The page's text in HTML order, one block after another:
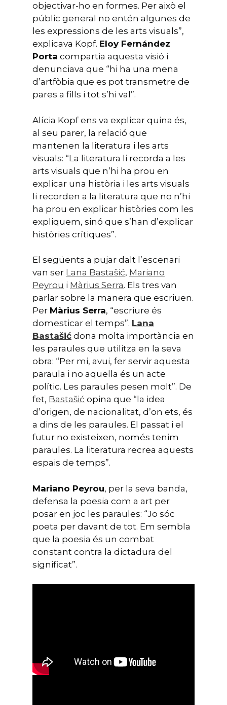
objectivar-ho en formes. Per això el
públic general no entén algunes de
les expressions de les arts visuals”,
explicava Kopf. Eloy Fernández
Porta compartia aquesta visió i
denunciava que “hi ha una mena
d’artfòbia que es pot transmetre de
pares a fills i tot s’hi val”.
Alícia Kopf ens va explicar quina és,
al seu parer, la relació que
mantenen la literatura i les arts
visuals: “La literatura li recorda a les
arts visuals que n’hi ha prou en
explicar una història i les arts visuals
li recorden a la literatura que no n’hi
ha prou en explicar històries com les
expliquem, sinó que s’han d’explicar
històries crítiques”.
El següents a pujar dalt l’escenari
van ser Lana Bastašić, Mariano
Peyrou i Màrius Serra. Els tres van
parlar sobre la manera que escriuen.
Per Màrius Serra, “escriure és
domesticar el temps”. Lana
Bastašić dona molta importància en
les paraules que utilitza en la seva
obra: “Per mi, avui, fer servir aquesta
paraula i no aquella és un acte
polític. Les paraules pesen molt”. De
fet, Bastašić opina que “la idea
d’origen, de nacionalitat, d’on ets, és
a dins de les paraules. El passat i el
futur no existeixen, només tenim
paraules. La literatura recrea aquests
espais de temps”.
Mariano Peyrou, per la seva banda,
defensa la poesia com a art per
posar en joc les paraules: “Jo sóc
poeta per davant de tot. Em sembla
que la poesia és un combat
constant contra la dictadura del
significat”.